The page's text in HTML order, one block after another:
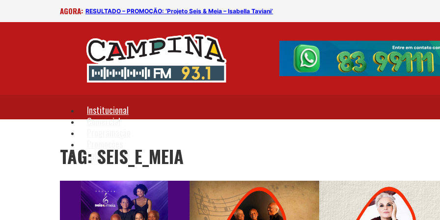
AGORA: RESULTADO – PROMOÇÃO: ‘Projeto Seis & Meia – Isabella Taviani’
Institucional
Comercial
Fale Conosco
TAG: SEIS_E_MEIA